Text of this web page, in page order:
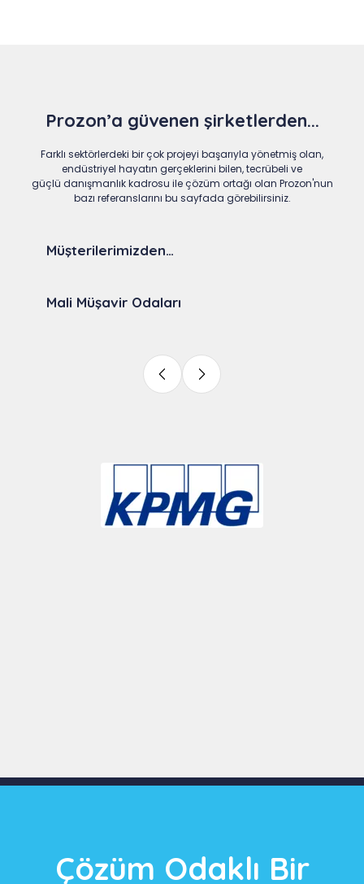
Prozon’a güvenen şirketlerden...
Farklı sektörlerdeki bir çok projeyi başarıyla yönetmiş olan,
endüstriyel hayatın gerçeklerini bilen, tecrübeli ve
güçlü danışmanlık kadrosu ile çözüm ortağı olan Prozon'nun
bazı referanslarını bu sayfada görebilirsiniz.
Müşterilerimizden…
Mali Müşavir Odaları
Çözüm Odaklı Bir